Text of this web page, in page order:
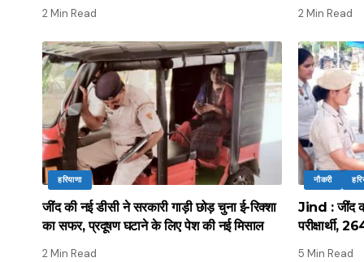
2 Min Read 2 Min Read
हरियाणा
जींद की नई डीसी ने सरकारी गाड़ी छोड़ चुना ई-रिक्शा
का सफर, प्रदूषण घटाने के लिए पेश की नई मिसाल
2 Min Read
नौकरी
Jind : जींद
परीक्षार्थी,
5 Min Read